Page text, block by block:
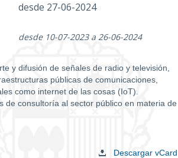
desde 27-06-2024
desde 10-07-2023 a 26-06-2024
y difusión de señales de radio y televisión,
públicas de comunicaciones,
como internet de las cosas (IoT).
de consultoría al sector público en materia de
Descargar vCard